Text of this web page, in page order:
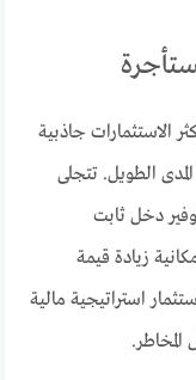
الاستثمارات جاذبية
الطويل. تتجلى
دخل ثابت
زيادة قيمة
استراتيجية مالية